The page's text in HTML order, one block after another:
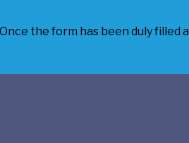
the form has been duly filled